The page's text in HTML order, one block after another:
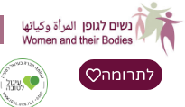
לתוכן
לתרומה